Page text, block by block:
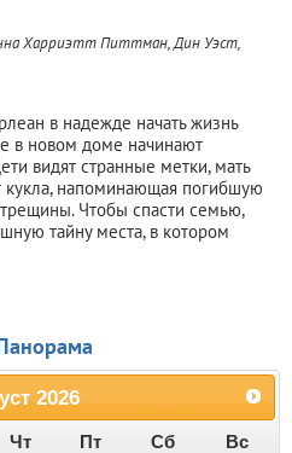
Харриэтт Питтман, Дин Уэст,
в надежде начать жизнь
в новом доме начинают
видят странные метки, мать
кукла, напоминающая погибшую
Чтобы спасти семью,
тайну места, в котором
2026
Чт Пт Сб
Вс